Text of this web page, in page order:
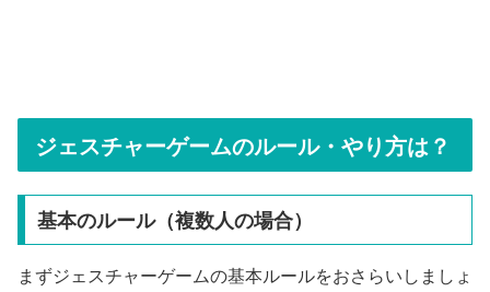
ジェスチャーゲームのルール・やり方は？
基本のルール（複数人の場合）
まずジェスチャーゲームの基本ルールをおさらいしましょ